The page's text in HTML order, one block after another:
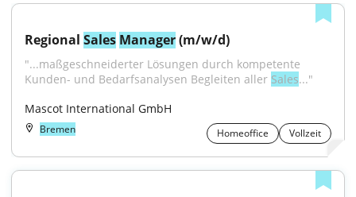
Regional Sales Manager (m/w/d)
"...maßgeschneiderter Lösungen durch kompetente
Kunden- und Bedarfsanalysen Begleiten aller Sales..."
Mascot International GmbH
Bremen Homeoffice Vollzeit